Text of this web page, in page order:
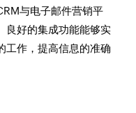
与电子邮件营销平
良好的集成功能能够实
工作，提高信息的准确